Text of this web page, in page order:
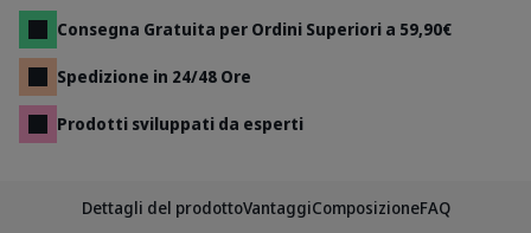
Consegna Gratuita per Ordini Superiori a 59,90€
Spedizione in 24/48 Ore
Prodotti sviluppati da esperti
Dettagli del prodottoVantaggiComposizioneFAQ